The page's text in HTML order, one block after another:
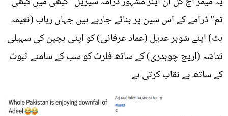
تم" ڈرامے کے اس سین پر بنائے جارہے ہیں جہاں رباب (نعیمہ
بٹ) اپنے شوہر عدیل (عماد عرفانی) کو اپنی بچپن کی سہیلی
نتاشہ (اریج چوہدری) کے ساتھ فلرٹ کو سب کے سامنے ثبوت
کے ساتھ بے نقاب کرتی ہے